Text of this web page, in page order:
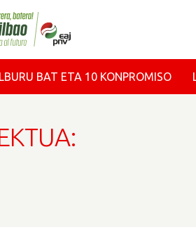
BAT ETA 10 KONPROMISO